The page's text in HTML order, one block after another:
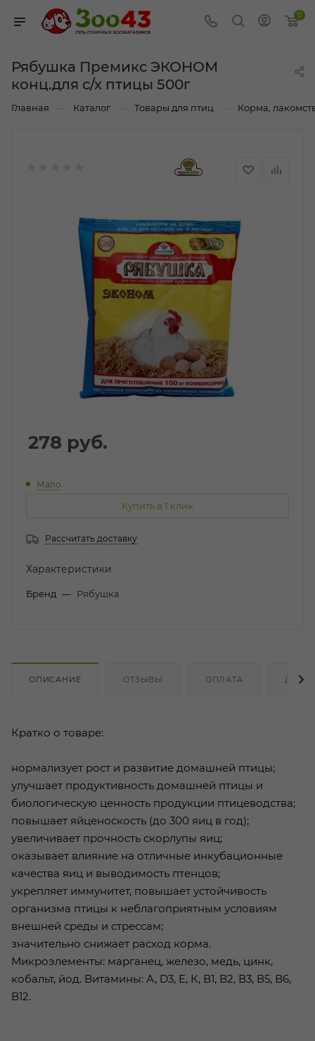
0
Рябушка Премикс ЭКОНОМ
конц.для с/х птицы 500г
Главная Каталог Товары для птиц Корма,
278 руб.
Мало
Купить в 1 клик
Рассчитать доставку
Характеристики
Бренд — Рябушка
ОПИСАНИЕ ОТЗЫВЫ ОПЛАТА
Кратко о товаре:
нормализует рост и развитие домашней птицы;
улучшает продуктивность домашней птицы и
биологическую ценность продукции птицеводства;
повышает яйценоскость (до 300 яиц в год);
увеличивает прочность скорлупы яиц;
оказывает влияние на отличные инкубационные
качества яиц и выводимость птенцов;
укрепляет иммунитет, повышает устойчивость
организма птицы к неблагоприятным условиям
внешней среды и стрессам;
значительно снижает расход корма.
Микроэлементы: марганец, железо, медь, цинк,
кобальт, йод. Витамины: А, D3, Е, К, В1, В2, В3, В5, В6,
В12.